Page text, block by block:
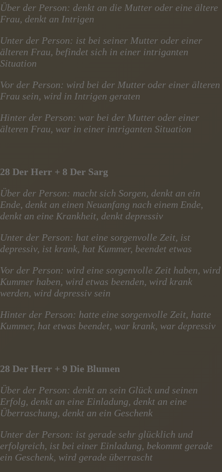
Über der Person: denkt an die Mutter oder eine ältere
Frau, denkt an Intrigen
Unter der Person: ist bei seiner Mutter oder einer
älteren Frau, befindet sich in einer intriganten
Situation
Vor der Person: wird bei der Mutter oder einer älteren
Frau sein, wird in Intrigen geraten
Hinter der Person: war bei der Mutter oder einer
älteren Frau, war in einer intriganten Situation
28 Der Herr + 8 Der Sarg
Über der Person: macht sich Sorgen, denkt an ein
Ende, denkt an einen Neuanfang nach einem Ende,
denkt an eine Krankheit, denkt depressiv
Unter der Person: hat eine sorgenvolle Zeit, ist
depressiv, ist krank, hat Kummer, beendet etwas
Vor der Person: wird eine sorgenvolle Zeit haben, wird
Kummer haben, wird etwas beenden, wird krank
werden, wird depressiv sein
Hinter der Person: hatte eine sorgenvolle Zeit, hatte
Kummer, hat etwas beendet, war krank, war depressiv
28 Der Herr + 9 Die Blumen
Über der Person: denkt an sein Glück und seinen
Erfolg, denkt an eine Einladung, denkt an eine
Überraschung, denkt an ein Geschenk
Unter der Person: ist gerade sehr glücklich und
erfolgreich, ist bei einer Einladung, bekommt gerade
ein Geschenk, wird gerade überrascht